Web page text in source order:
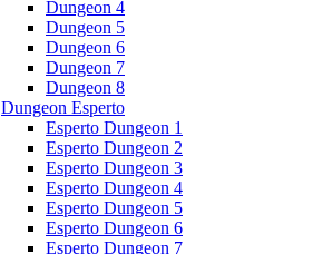
Dungeon 4
Dungeon 5
Dungeon 6
Dungeon 7
Dungeon 8
Dungeon Esperto
Esperto Dungeon 1
Esperto Dungeon 2
Esperto Dungeon 3
Esperto Dungeon 4
Esperto Dungeon 5
Esperto Dungeon 6
Esperto Dungeon 7